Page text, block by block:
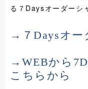
る７Daysオーダーシ
→７Daysオー
→WEBから
こちらから